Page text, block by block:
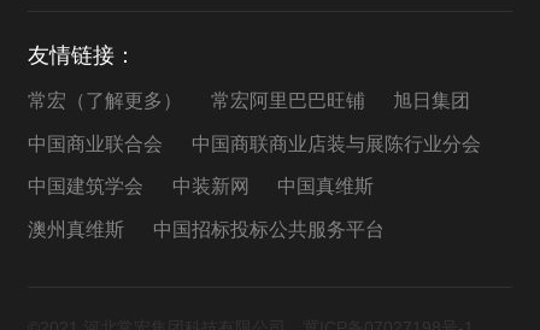
友情链接：
常宏（了解更多） 常宏阿里巴巴旺铺 旭日集团
中国商业联合会 中国商联商业店装与展陈行业分会
中国建筑学会 中装新网 中国真维斯
澳州真维斯 中国招标投标公共服务平台